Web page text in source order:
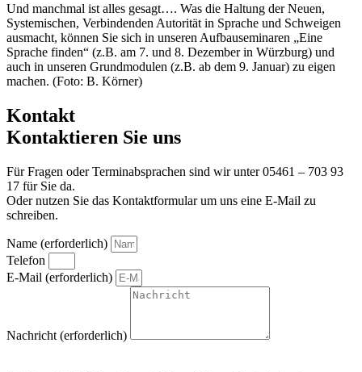
Und manchmal ist alles gesagt…. Was die Haltung der Neuen,
Systemischen, Verbindenden Autorität in Sprache und Schweigen
ausmacht, können Sie sich in unseren Aufbauseminaren „Eine
Sprache finden“ (z.B. am 7. und 8. Dezember in Würzburg) und
auch in unseren Grundmodulen (z.B. ab dem 9. Januar) zu eigen
machen. (Foto: B. Körner)
Kontakt
Kontaktieren Sie uns
Für Fragen oder Terminabsprachen sind wir unter 05461 – 703 93
17 für Sie da.
Oder nutzen Sie das Kontaktformular um uns eine E-Mail zu
schreiben.
Name (erforderlich)
Telefon
E-Mail (erforderlich)
Nachricht (erforderlich)